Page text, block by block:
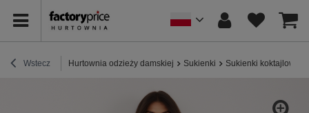
Wstecz Hurtownia odzieży damskiej Sukienki Sukienki koktajlowe /